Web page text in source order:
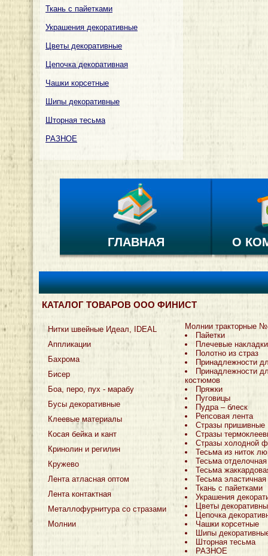
Ткань с пайетками
Украшения декоративные
Цветы декоративные
Цепочка декоративная
Чашки корсетные
Шипы декоративные
Шторная тесьма
РАЗНОЕ
ГЛАВНАЯ О
КАТАЛОГ ТОВАРОВ ООО ФИНИСТ
Нитки швейные Идеал, IDEAL
Аппликации
Бахрома
Бисер
Боа, перо, пух - марабу
Бусы декоративные
Клеевые материалы
Косая бейка и кант
Кринолин и регилин
Кружево
Лента атласная оптом
Лента контактная
Металлофурнитура со стразами
Молнии
Молнии тракторные
Пайетки
Плечевые накладки
Полотно из страз
Принадлежности
Принадлежности
костюмов
Пряжки
Пуговицы
Пудра – блеск
Репсовая лента
Стразы пришивные
Стразы
Стразы холодной
Тесьма из ниток
Тесьма отделочная
Тесьма
Тесьма эластичная
Ткань с пайетками
Украшения
Цветы
Цепочка
Чашки корсетные
Шипы
Шторная тесьма
РАЗНОЕ